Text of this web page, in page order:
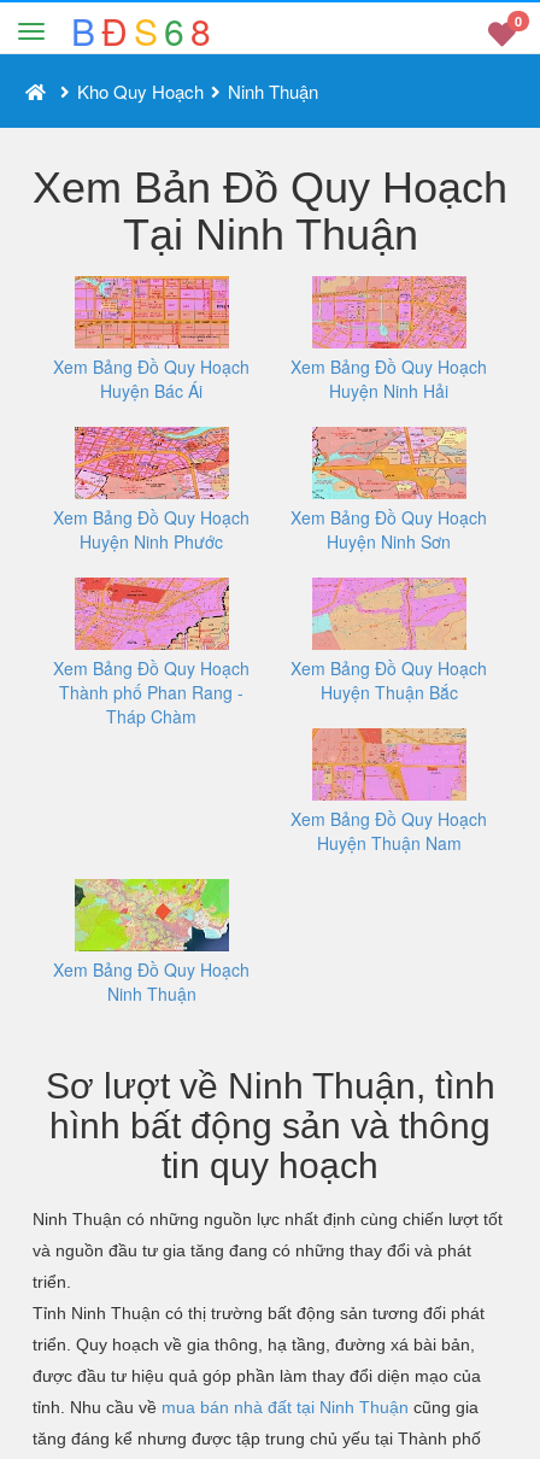
BĐS68 0
Kho Quy Hoạch Ninh Thuận
Xem Bản Đồ Quy Hoạch
Tại Ninh Thuận
Xem Bảng Đồ Quy Hoạch
Huyện Bác Ái
Xem Bảng Đồ Quy Hoạch
Huyện Ninh Hải
Xem Bảng Đồ Quy Hoạch
Huyện Ninh Phước
Xem Bảng Đồ Quy Hoạch
Huyện Ninh Sơn
Xem Bảng Đồ Quy Hoạch
Thành phố Phan Rang -
Tháp Chàm
Xem Bảng Đồ Quy Hoạch
Huyện Thuận Bắc
Xem Bảng Đồ Quy Hoạch
Huyện Thuận Nam
Xem Bảng Đồ Quy Hoạch
Ninh Thuận
Sơ lượt về Ninh Thuận, tình
hình bất động sản và thông
tin quy hoạch
Ninh Thuận có những nguồn lực nhất định cùng chiến lượt tốt
và nguồn đầu tư gia tăng đang có những thay đổi và phát
triển.
Tỉnh Ninh Thuận có thị trường bất động sản tương đối phát
triển. Quy hoạch về gia thông, hạ tầng, đường xá bài bản,
được đầu tư hiệu quả góp phần làm thay đổi diện mạo của
tỉnh. Nhu cầu về mua bán nhà đất tại Ninh Thuận cũng gia
tăng đáng kể nhưng được tập trung chủ yếu tại Thành phố